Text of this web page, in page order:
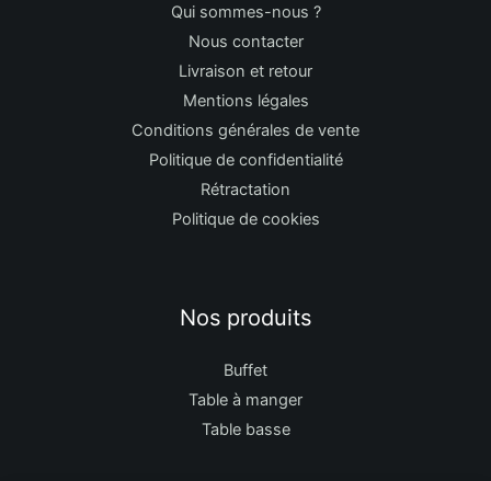
Qui sommes-nous ?
Nous contacter
Livraison et retour
Mentions légales
Conditions générales de vente
Politique de confidentialité
Rétractation
Politique de cookies
Nos produits
Buffet
Table à manger
Table basse